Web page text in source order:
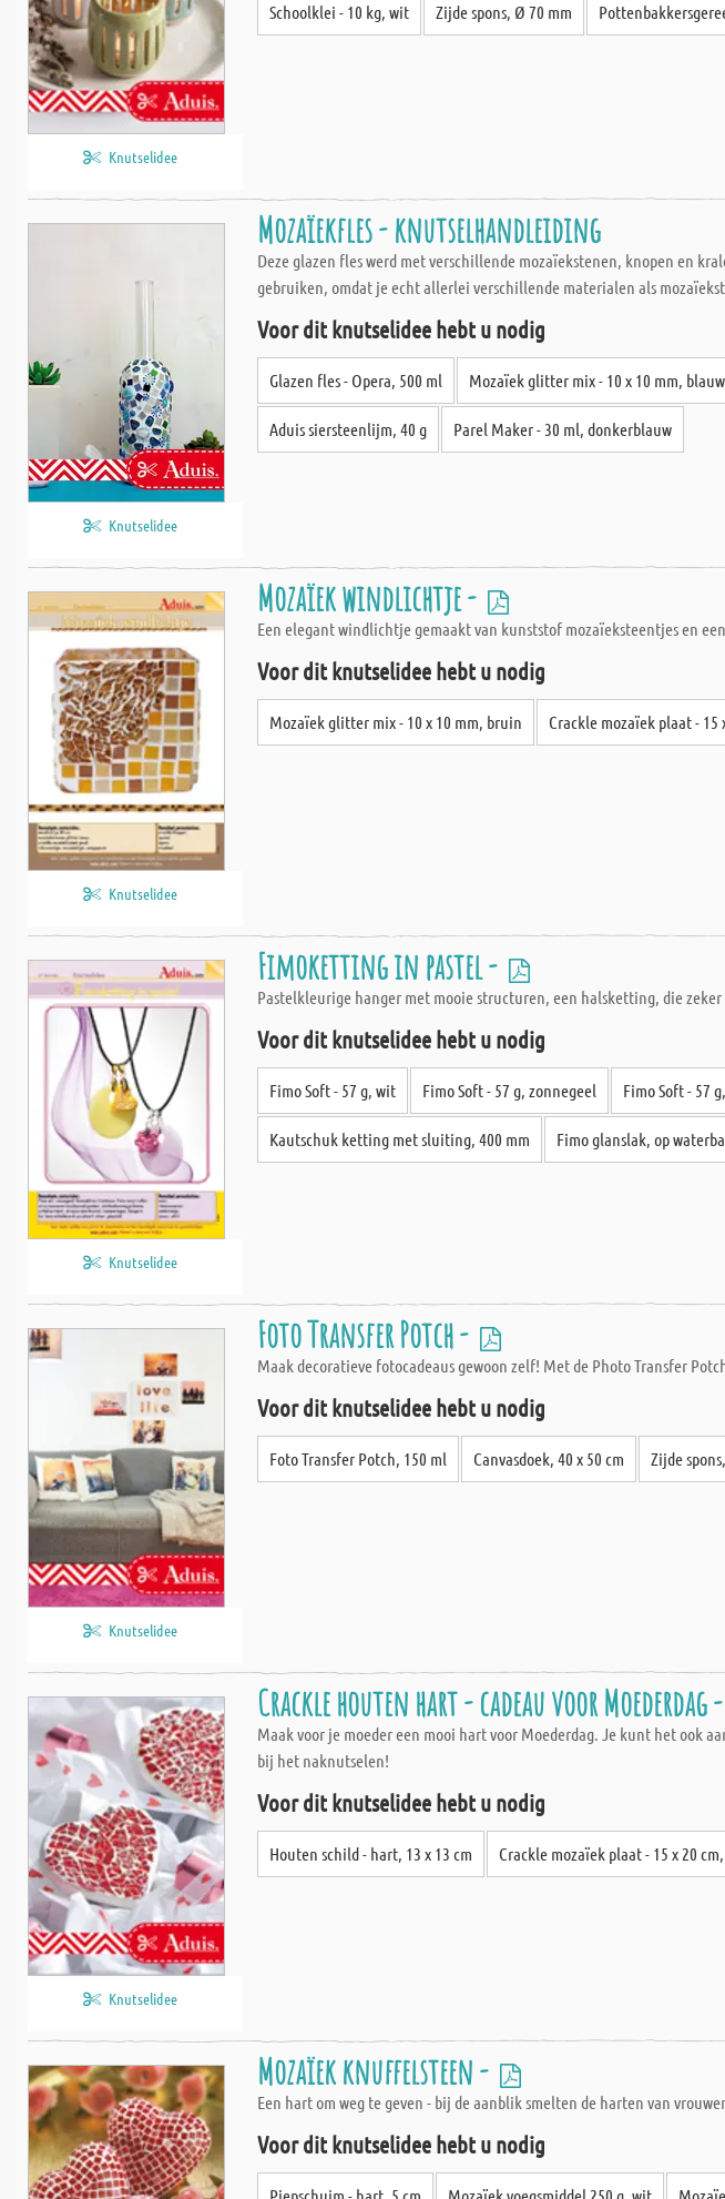
Knutselidee
Schoolklei - 10 kg, wit Zijde spons, Ø 70 mm
Knutselidee
Mozaïekfles - knutselhandleiding
Deze glazen fles werd met verschillende mozaïekstenen, knopen en
gebruiken, omdat je echt allerlei verschillende materialen als
Voor dit knutselidee hebt u nodig
Glazen fles - Opera, 500 ml Mozaïek glitter mix - 10 x 10 mm, blauw
Aduis siersteenlijm, 40 g Parel Maker - 30 ml, donkerblauw
Knutselidee
Mozaïek windlichtje -
Een elegant windlichtje gemaakt van kunststof mozaïeksteentjes en
Voor dit knutselidee hebt u nodig
Mozaïek glitter mix - 10 x 10 mm, bruin Crackle mozaïek plaat - 15
Knutselidee
Fimoketting in pastel -
Pastelkleurige hanger met mooie structuren, een halsketting, die zeker
Voor dit knutselidee hebt u nodig
Fimo Soft - 57 g, wit Fimo Soft - 57 g, zonnegeel Fimo Soft - 57
Kautschuk ketting met sluiting, 400 mm Fimo glanslak, op
Knutselidee
Foto Transfer Potch -
Maak decoratieve fotocadeaus gewoon zelf! Met de Photo Transfer
Voor dit knutselidee hebt u nodig
Foto Transfer Potch, 150 ml Canvasdoek, 40 x 50 cm Zijde
Knutselidee
Crackle houten hart - cadeau voor Moederdag -
Maak voor je moeder een mooi hart voor Moederdag. Je kunt het ook
bij het naknutselen!
Voor dit knutselidee hebt u nodig
Houten schild - hart, 13 x 13 cm Crackle mozaïek plaat - 15 x 20
Mozaïek knuffelsteen -
Een hart om weg te geven - bij de aanblik smelten de harten van
Voor dit knutselidee hebt u nodig